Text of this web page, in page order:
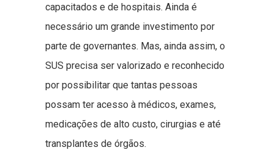
capacitados e de hospitais. Ainda é
necessário um grande investimento por
parte de governantes. Mas, ainda assim, o
SUS precisa ser valorizado e reconhecido
por possibilitar que tantas pessoas
possam ter acesso à médicos, exames,
medicações de alto custo, cirurgias e até
transplantes de órgãos.